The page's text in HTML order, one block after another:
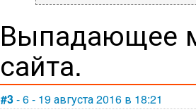
Выпадающее
сайта.
#3- 6 - 19 августа 2016 в 18:21